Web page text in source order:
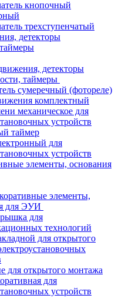
кнопочный
трехступенчатый
детекторы
детекторы
таймеры
сумеречный (фотореле)
комплектный
механическое для
устройств
таймер
для
устройств
элементы, основания
элементы,
для ЭУИ
для
технологий
для открытого
для открытого монтажа
для
устройств